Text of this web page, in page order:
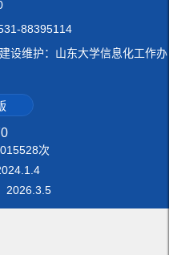
88395114
维护：山东大学信息化工作办
次
1 4
2026 3 5